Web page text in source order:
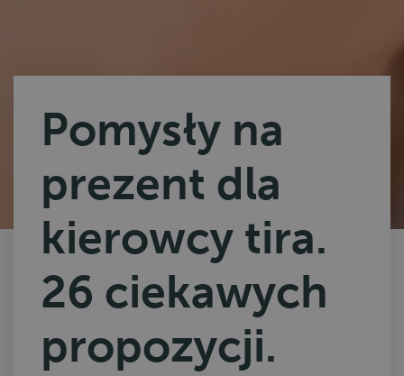
Pomysły na
prezent dla
kierowcy tira.
26 ciekawych
propozycji.